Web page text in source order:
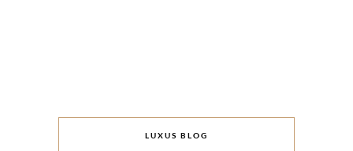
LUXUS BLOG